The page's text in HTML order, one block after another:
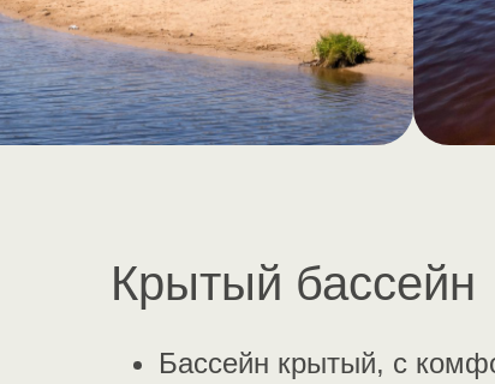
Крытый бассейн
Бассейн крытый, с